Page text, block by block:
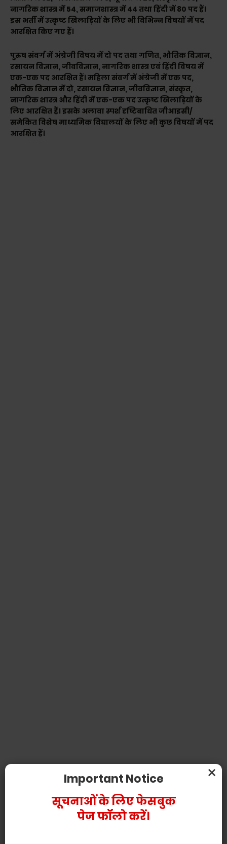
नागरिक शास्त्र में 54, समाजशास्त्र में 44 तथा हिंदी में 80 पद हैं।
इस भर्ती में उत्कृष्ट खिलाड़ियों के लिए भी विभिन्न विषयों में पद
आरक्षित किए गए हैं।
पुरुष संवर्ग में अंग्रेजी विषय में दो पद तथा गणित, भौतिक विज्ञान,
रसायन विज्ञान, जीवविज्ञान, नागरिक शास्त्र एवं हिंदी विषय में
एक-एक पद आरक्षित हैं। महिला संवर्ग में अंग्रेजी में एक पद,
भौतिक विज्ञान में दो, रसायन विज्ञान, जीवविज्ञान, संस्कृत,
नागरिक शास्त्र और हिंदी में एक-एक पद उत्कृष्ट खिलाड़ियों के
लिए आरक्षित हैं। इसके अलावा स्पर्श दृष्टिबाधित जीआइसी/
समेकित विशेष माध्यमिक विद्यालयों के लिए भी कुछ विषयों में पद
आरक्षित हैं।
×
Important Notice
सूचनाओं के लिए फेसबुक
पेज फॉलो करें।